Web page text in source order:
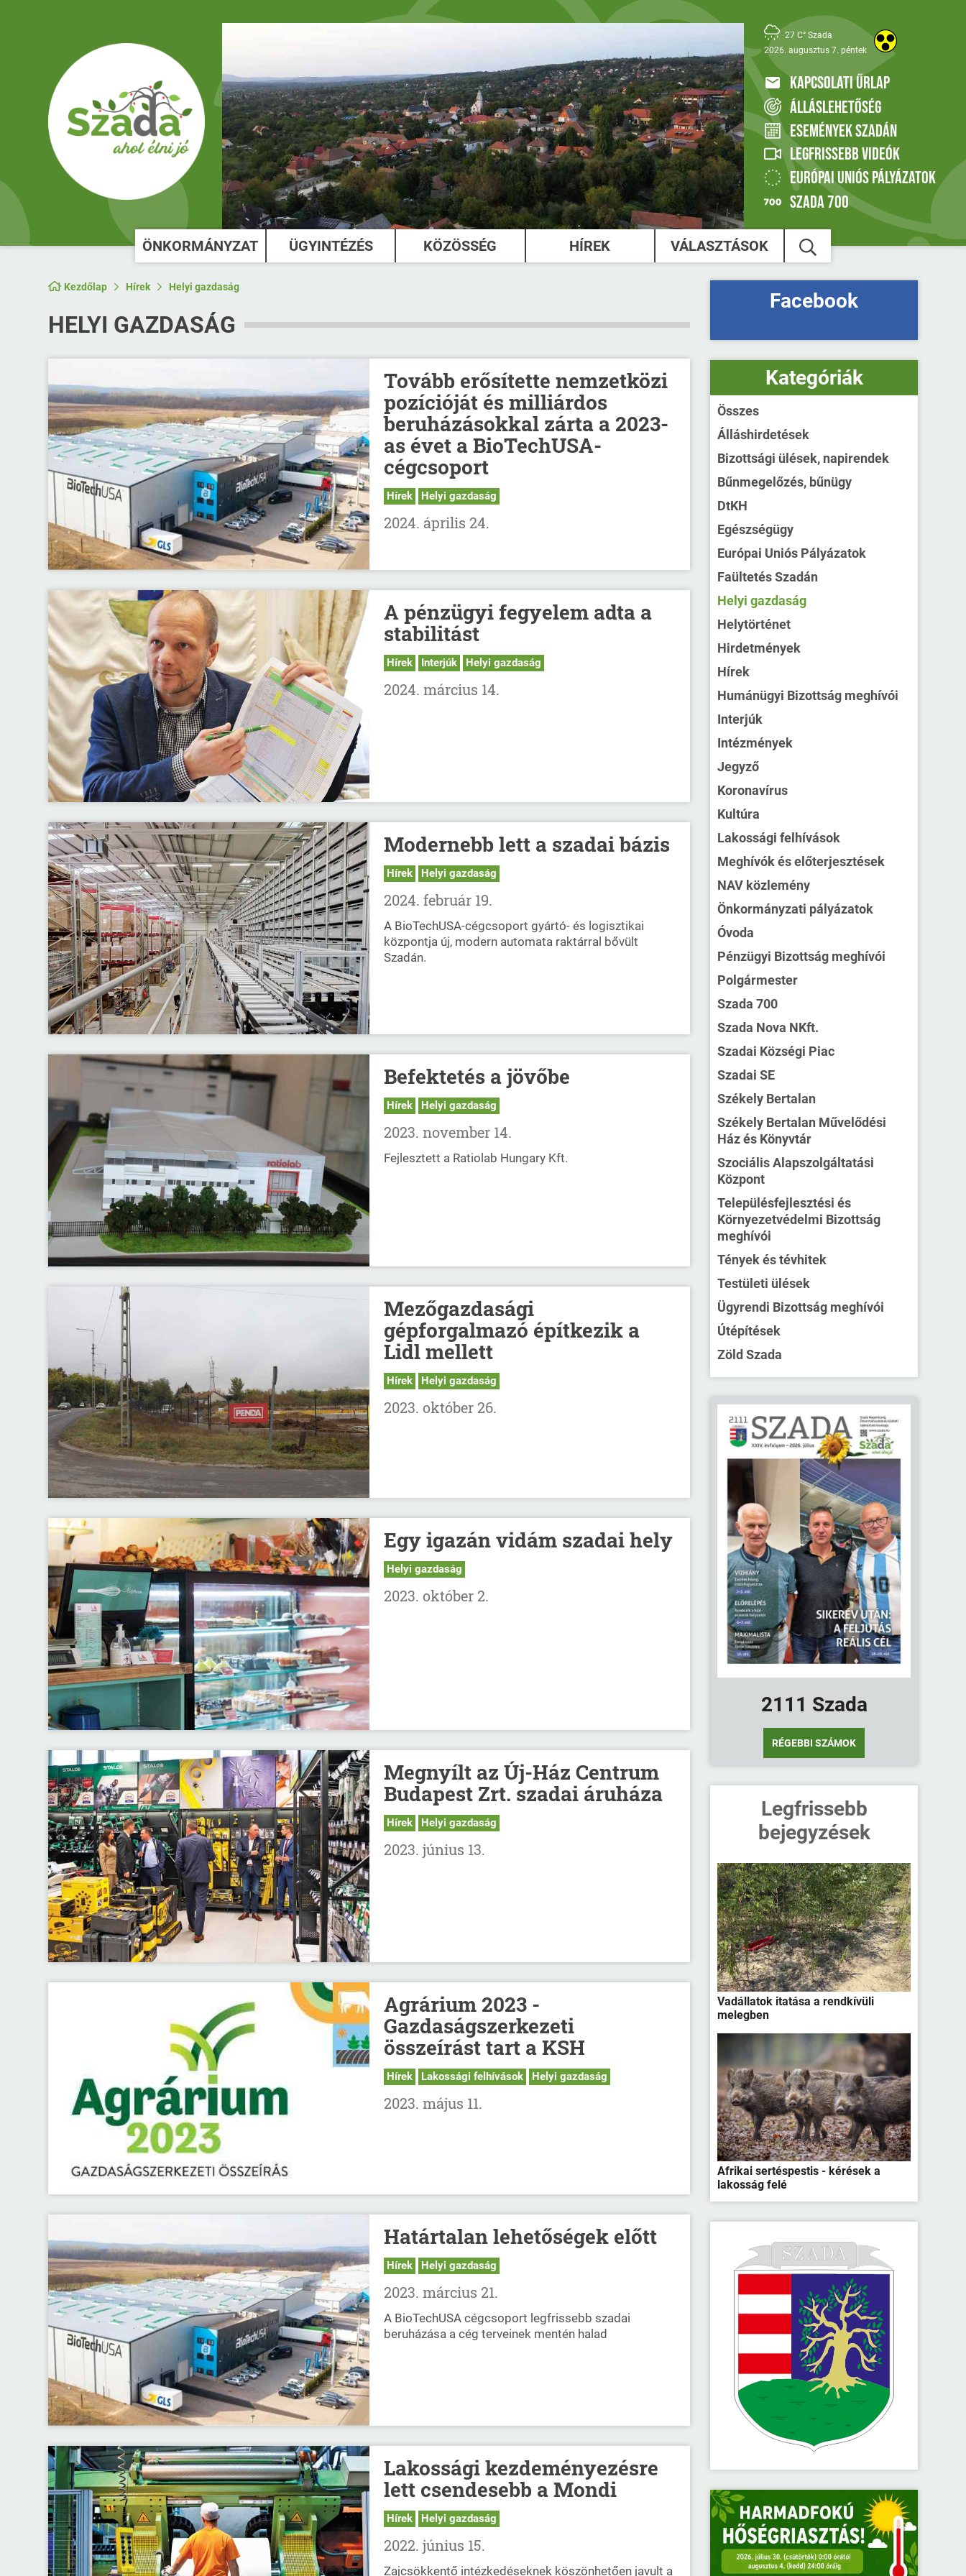
27 C° Szada
2026. augusztus 7. péntek
KAPCSOLATI ŰRLAP
ÁLLÁSLEHETŐSÉG
ESEMÉNYEK SZADÁN
LEGFRISSEBB VIDEÓK
EURÓPAI UNIÓS PÁLYÁZATOK
SZADA 700
ÖNKORMÁNYZAT ÜGYINTÉZÉS KÖZÖSSÉG HÍREK VÁLASZTÁSOK
Kezdőlap Hírek Helyi gazdaság
HELYI GAZDASÁG
Tovább erősítette nemzetközi
pozícióját és milliárdos
beruházásokkal zárta a 2023-
as évet a BioTechUSA-
cégcsoport
Hírek Helyi gazdaság
2024. április 24.
A pénzügyi fegyelem adta a
stabilitást
Hírek Interjúk Helyi gazdaság
2024. március 14.
Modernebb lett a szadai bázis
Hírek Helyi gazdaság
2024. február 19.
A BioTechUSA-cégcsoport gyártó- és logisztikai
központja új, modern automata raktárral bővült
Szadán.
Befektetés a jövőbe
Hírek Helyi gazdaság
2023. november 14.
Fejlesztett a Ratiolab Hungary Kft.
Mezőgazdasági
gépforgalmazó építkezik a
Lidl mellett
Hírek Helyi gazdaság
2023. október 26.
Egy igazán vidám szadai hely
Helyi gazdaság
2023. október 2.
Megnyílt az Új-Ház Centrum
Budapest Zrt. szadai áruháza
Hírek Helyi gazdaság
2023. június 13.
Agrárium 2023 -
Gazdaságszerkezeti
összeírást tart a KSH
Hírek Lakossági felhívások Helyi gazdaság
2023. május 11.
Határtalan lehetőségek előtt
Hírek Helyi gazdaság
2023. március 21.
A BioTechUSA cégcsoport legfrissebb szadai
beruházása a cég terveinek mentén halad
Lakossági kezdeményezésre
lett csendesebb a Mondi
Hírek Helyi gazdaság
2022. június 15.
Zajcsökkentő intézkedéseknek köszönhetően javult a
Facebook
Kategóriák
Összes
Álláshirdetések
Bizottsági ülések, napirendek
Bűnmegelőzés, bűnügy
DtKH
Egészségügy
Európai Uniós Pályázatok
Faültetés Szadán
Helyi gazdaság
Helytörténet
Hirdetmények
Hírek
Humánügyi Bizottság meghívói
Interjúk
Intézmények
Jegyző
Koronavírus
Kultúra
Lakossági felhívások
Meghívók és előterjesztések
NAV közlemény
Önkormányzati pályázatok
Óvoda
Pénzügyi Bizottság meghívói
Polgármester
Szada 700
Szada Nova NKft.
Szadai Községi Piac
Szadai SE
Székely Bertalan
Székely Bertalan Művelődési
Ház és Könyvtár
Szociális Alapszolgáltatási
Központ
Településfejlesztési és
Környezetvédelmi Bizottság
meghívói
Tények és tévhitek
Testületi ülések
Ügyrendi Bizottság meghívói
Útépítések
Zöld Szada
2111 Szada
RÉGEBBI SZÁMOK
Legfrissebb
bejegyzések
Vadállatok itatása a rendkívüli
melegben
Afrikai sertéspestis - kérések a
lakosság felé